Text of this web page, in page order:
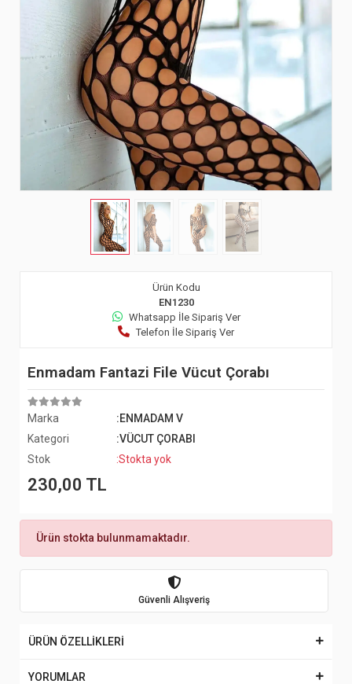
Ürün Kodu
EN1230
Whatsapp İle Sipariş Ver
Telefon İle Sipariş Ver
Enmadam Fantazi File Vücut Çorabı
Marka
:ENMADAM V
Kategori
:VÜCUT ÇORABI
Stok
:Stokta yok
230,00 TL
Ürün stokta bulunmamaktadır.
Güvenli Alışveriş
ÜRÜN ÖZELLİKLERİ
YORUMLAR